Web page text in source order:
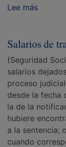
Lee más
Salarios de
(Seguridad
salarios
proceso
desde la fecha
la de la
hubiere
a la sentencia;
cuando